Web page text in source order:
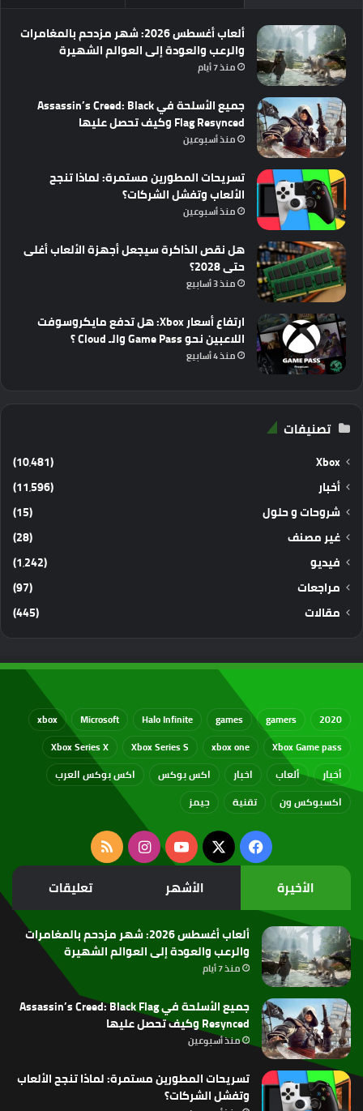
ألعاب أغسطس 2026: شهر مزدحم بالمغامرات
والرعب والعودة إلى العوالم الشهيرة
منذ 7 أيام
جميع الأسلحة في Assassin’s Creed: Black
Flag Resynced وكيف تحصل عليها
منذ أسبوعين
تسريحات المطورين مستمرة: لماذا تنجح
الألعاب وتفشل الشركات؟
منذ أسبوعين
هل نقص الذاكرة سيجعل أجهزة الألعاب أغلى
حتى 2028؟
منذ 3 أسابيع
ارتفاع أسعار Xbox: هل تدفع مايكروسوفت
اللاعبين نحو Game Pass والـ Cloud ؟
منذ 4 أسابيع
تصنيفات
Xbox
(10٬481)
أخبار
(11٬596)
شروحات و حلول
(15)
غير مصنف
(28)
فيديو
(1٬242)
مراجعات
(97)
مقالات
(445)
2020
gamers
games
Halo Infinite
Microsoft
xbox
Xbox Game pass
xbox one
Xbox Series S
Xbox Series X
أخبار
ألعاب اخبار اكس بوكس
اكس بوكس العرب
اكسبوكس ون
تقنية جيمز
فيسبوك
‫X
‫YouTubeانستقرامملخص
الموقع
RSS
الأخيرة الأشهر تعليقات
ألعاب أغسطس 2026: شهر مزدحم بالمغامرات
والرعب والعودة إلى العوالم الشهيرة
منذ 7 أيام
جميع الأسلحة في Assassin’s Creed: Black Flag
Resynced وكيف تحصل عليها
منذ أسبوعين
تسريحات المطورين مستمرة: لماذا تنجح الألعاب
وتفشل الشركات؟